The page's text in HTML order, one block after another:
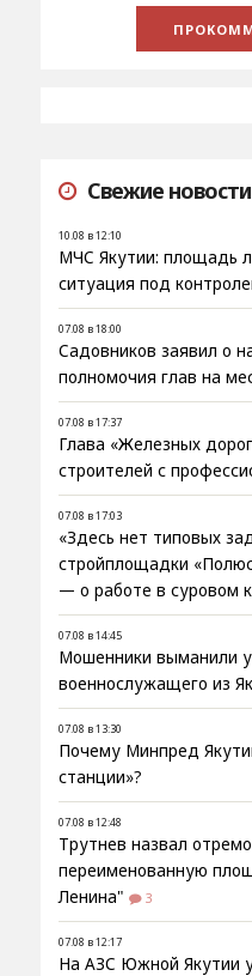
Свежие новости
10.08 в 12:10
МЧС Якутии: площадь
ситуация под
07.08 в 18:00
Садовников заявил о
полномочия глав на
07.08 в 17:37
Глава «Железных
строителей с
07.08 в 17:03
«Здесь нет типовых
стройплощадки
— о работе в суровом
07.08 в 14:45
Мошенники выманили
военнослужащего из
07.08 в 13:30
Почему Минпред
станции»?
07.08 в 12:48
Трутнев назвал
переименованную
Ленина"
3
07.08 в 12:17
На АЗС Южной Якутии